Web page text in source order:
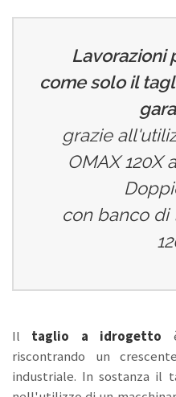
Lavorazioni
come solo il
grazie
OMAX 120X
con banco di
Il taglio a idrogetto
riscontrando un
industriale. In sostanza il